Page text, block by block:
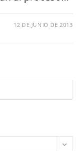
12 DE JUNIO DE 2013